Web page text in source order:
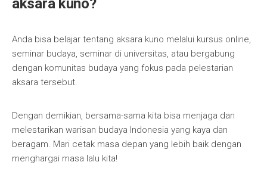
aksara kuno?
Anda bisa belajar tentang aksara kuno melalui kursus online,
seminar budaya, seminar di universitas, atau bergabung
dengan komunitas budaya yang fokus pada pelestarian
aksara tersebut.
Dengan demikian, bersama-sama kita bisa menjaga dan
melestarikan warisan budaya Indonesia yang kaya dan
beragam. Mari cetak masa depan yang lebih baik dengan
menghargai masa lalu kita!